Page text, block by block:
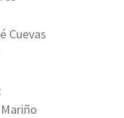
Cuevas